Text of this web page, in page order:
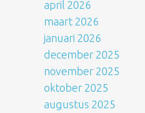
april 2026
maart 2026
januari 2026
december 2025
november 2025
oktober 2025
augustus 2025